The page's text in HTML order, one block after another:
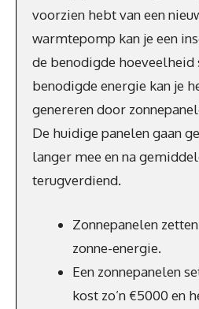
voorzien hebt van een
warmtepomp kan je een
de benodigde hoeveelheid
benodigde energie kan je
genereren door
De huidige panelen gaan
langer mee en na
terugverdiend.
Zonnepanelen
zonne-energie.
Een zonnepanelen
kost zo’n €5000 en